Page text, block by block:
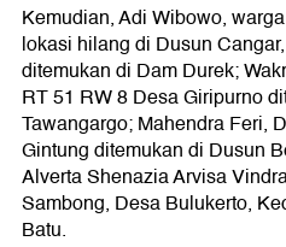
Kemudian, Adi Wibowo,
lokasi hilang di Dusun
ditemukan di Dam Durek;
RT 51 RW 8 Desa Giripurno
Tawangargo; Mahendra Feri,
Gintung ditemukan di Dusun
Alverta Shenazia Arvisa
Sambong, Desa Bulukerto,
Batu.